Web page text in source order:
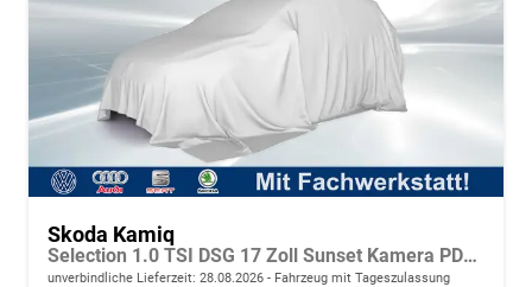
Skoda Kamiq
Selection 1.0 TSI DSG 17 Zoll Sunset Kamera PDC v+h
unverbindliche Lieferzeit: 28.08.2026 Fahrzeug mit Tageszulassung